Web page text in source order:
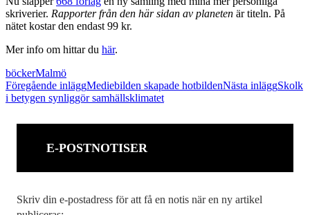
skriverier. Rapporter från den här sidan av planeten är titeln. På
nätet kostar den endast 99 kr.
Mer info om hittar du här.
böckerMalmö
Inläggsnavigering
Föregående inläggMediebilden skapade hotbildenNästa inläggSkolk
i betygen synliggör samhällsklimatet
E-POSTNOTISER
Skriv din e-postadress för att få en notis när en ny artikel